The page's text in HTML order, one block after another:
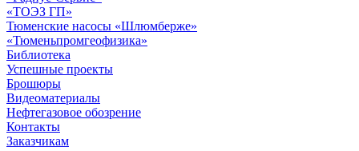
«ТОЭЗ ГП»
Тюменские насосы «Шлюмберже»
«Тюменьпромгеофизика»
Библиотека
Успешные проекты
Брошюры
Видеоматериалы
Нефтегазовое обозрение
Контакты
Заказчикам